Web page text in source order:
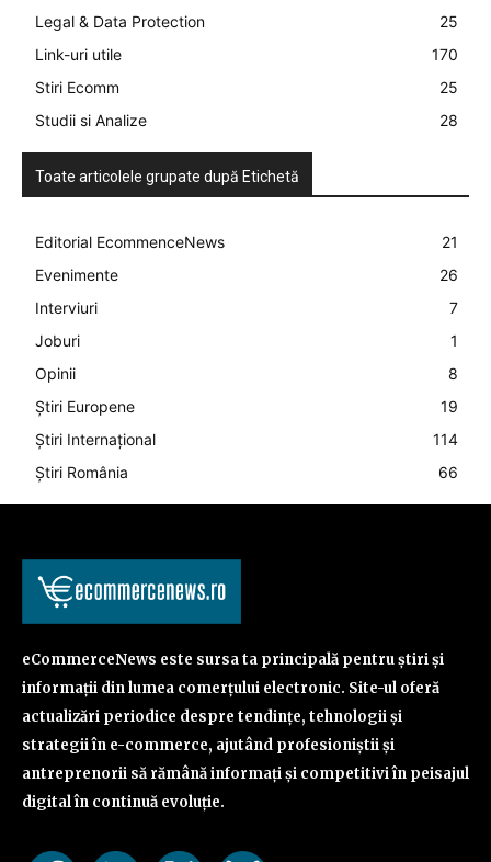
Legal & Data Protection
25
Link-uri utile
170
Stiri Ecomm
25
Studii si Analize
28
Toate articolele grupate după Etichetă
Editorial EcommenceNews
21
Evenimente
26
Interviuri
7
Joburi
1
Opinii
8
Știri Europene
19
Știri Internațional
114
Știri România
66
eCommerceNews este sursa ta principală pentru știri și
informații din lumea comerțului electronic. Site-ul oferă
actualizări periodice despre tendințe, tehnologii și
strategii în e-commerce, ajutând profesioniștii și
antreprenorii să rămână informați și competitivi în peisajul
digital în continuă evoluție.